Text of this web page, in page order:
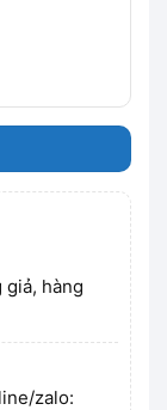
giả, hàng
zalo: